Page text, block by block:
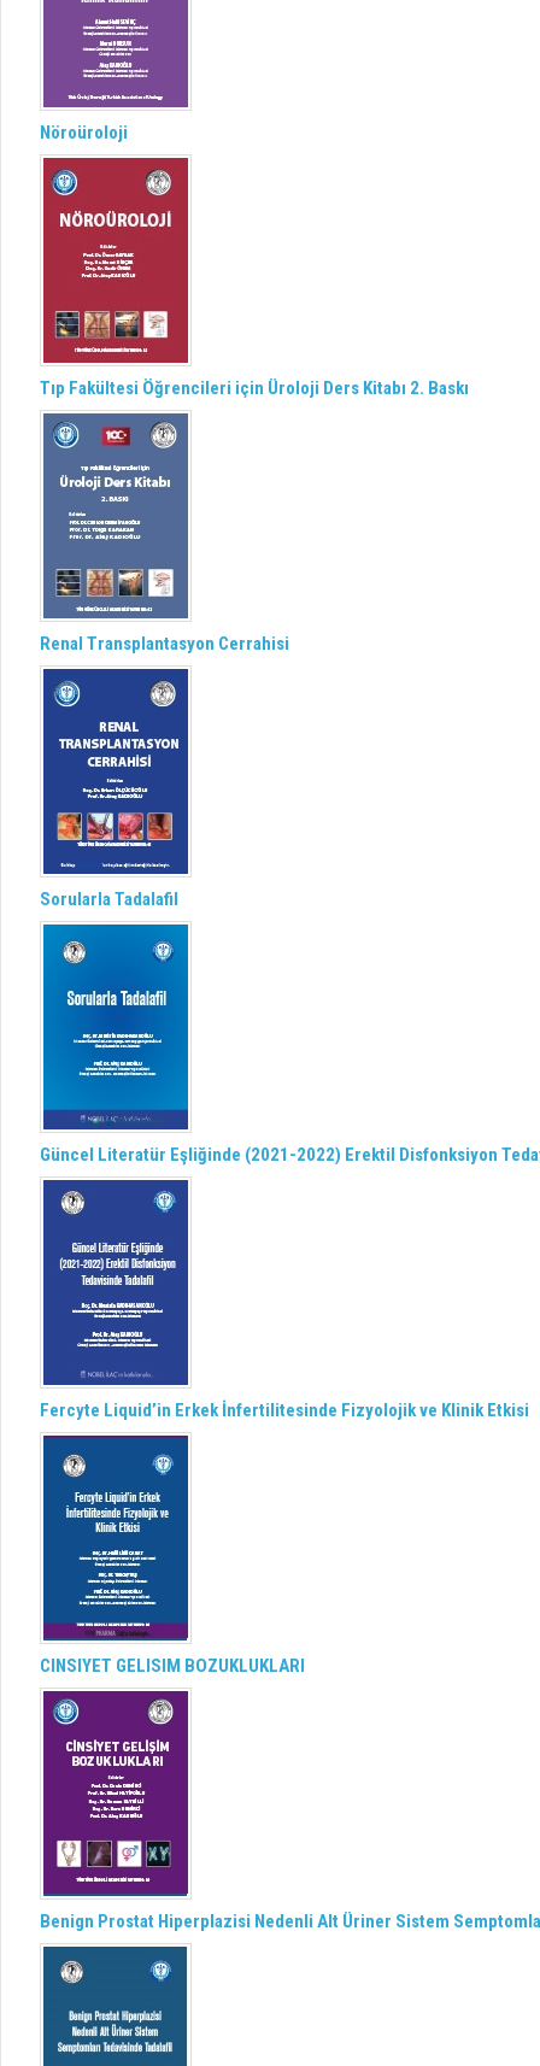
Nöroüroloji
Tıp Fakültesi Öğrencileri için Üroloji Ders Kitabı 2. Baskı
Renal Transplantasyon Cerrahisi
Sorularla Tadalafil
Güncel Literatür Eşliğinde (2021-2022) Erektil Disfonksiyon
Fercyte Liquid’in Erkek İnfertilitesinde Fizyolojik ve Klinik Etkisi
CINSIYET GELISIM BOZUKLUKLARI
Benign Prostat Hiperplazisi Nedenli Alt Üriner Sistem